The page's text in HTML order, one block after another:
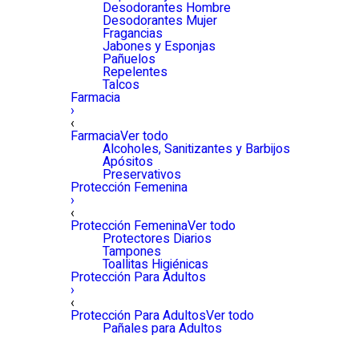
Desodorantes Hombre
Desodorantes Mujer
Fragancias
Jabones y Esponjas
Pañuelos
Repelentes
Talcos
Farmacia
›
‹
FarmaciaVer todo
Alcoholes, Sanitizantes y Barbijos
Apósitos
Preservativos
Protección Femenina
›
‹
Protección FemeninaVer todo
Protectores Diarios
Tampones
Toallitas Higiénicas
Protección Para Adultos
›
‹
Protección Para AdultosVer todo
Pañales para Adultos